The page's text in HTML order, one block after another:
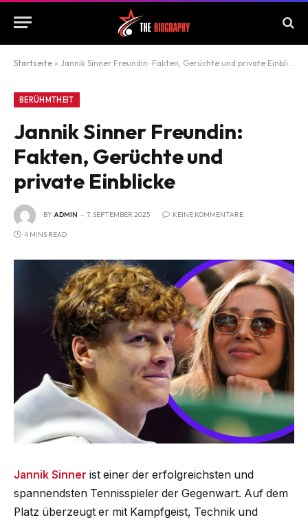
Startseite » Jannik Sinner Freundin: Fakten, Gerüchte und private Einblicke
BERÜHMTHEIT
Jannik Sinner Freundin:
Fakten, Gerüchte und
private Einblicke
BYADMIN 7. SEPTEMBER 2025 KEINE KOMMENTARE
4 MINS READ
Jannik Sinner ist einer der erfolgreichsten und
spannendsten Tennisspieler der Gegenwart. Auf dem
Platz überzeugt er mit Kampfgeist, Technik und